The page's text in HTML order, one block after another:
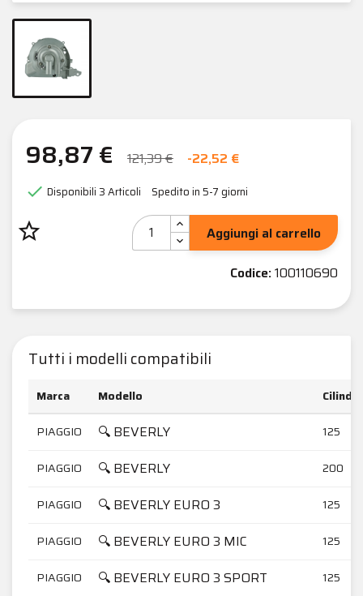
98,87 € 121,39 € -22,52 €
 Disponibili3 Articoli Spedito in 5-7 giorni
star_border
Aggiungi al carrello
Codice:100110690
Tutti i modelli compatibili
Marca Modello
PIAGGIO
🔍 BEVERLY 125
PIAGGIO 🔍 BEVERLY 200
PIAGGIO 🔍 BEVERLY EURO 3 125
PIAGGIO 🔍 BEVERLY EURO 3 MIC 125
PIAGGIO 🔍 BEVERLY EURO 3 SPORT 125